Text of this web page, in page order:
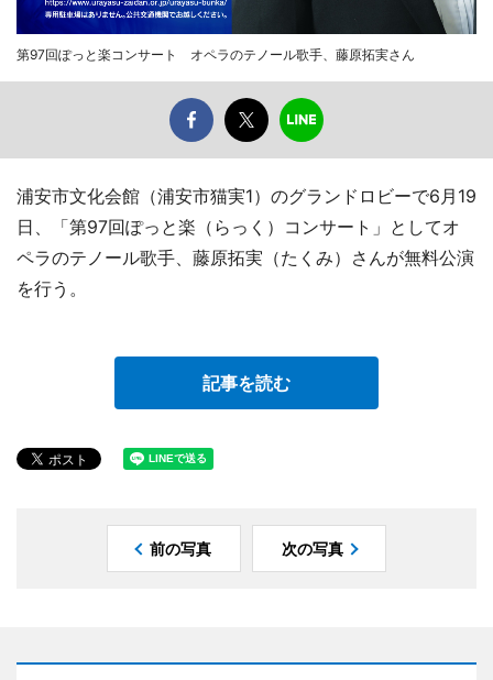
第97回ぽっと楽コンサート オペラのテノール歌手、藤原拓実さん
浦安市文化会館（浦安市猫実1）のグランドロビーで6月19
日、「第97回ぽっと楽（らっく）コンサート」としてオ
ペラのテノール歌手、藤原拓実（たくみ）さんが無料公演
を行う。
記事を読む
前の写真 次の写真